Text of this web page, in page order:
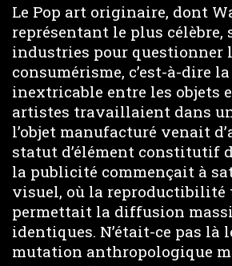
Le Pop art originaire, dont
représentant le plus célèbre,
industries pour questionner
consumérisme, c’est-à-dire
inextricable entre les objets
artistes travaillaient dans
l’objet manufacturé venait
statut d’élément constitutif
la publicité commençait à
visuel, où la reproductibilité
permettait la diffusion
identiques. N’était-ce pas là
mutation anthropologique